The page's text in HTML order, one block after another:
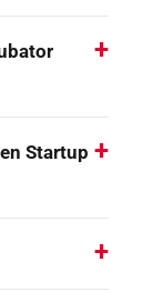
Startup